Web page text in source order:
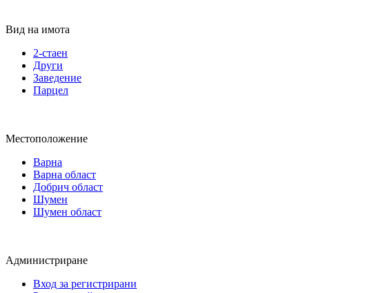
Вид на имота
2-стаен
Други
Заведение
Парцел
Местоположение
Варна
Варна област
Добрич област
Шумен
Шумен област
Администриране
Вход за регистрирани